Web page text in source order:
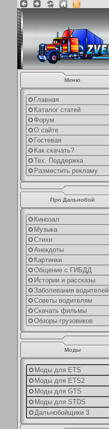
Меню
Главная
Каталог статей
Форум
О сайте
Гостевая
Как скачать?
Тех. Поддержка
Разместить рекламу
Про Дальнобой
Кинозал
Музыка
Стихи
Анекдоты
Картинки
Общение с ГИБДД
Истории и рассказы
Заболевания водителей
Советы водителям
Скачать фильмы
Обзоры грузовиков
Моды
Моды для ETS
Моды для ETS2
Моды для GTS
Моды для STDS
Дальнобойщики 3